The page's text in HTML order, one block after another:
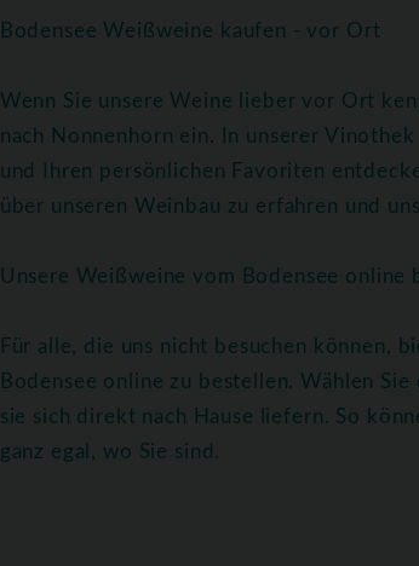
Bodensee Weißweine kaufen - vor Ort
Wenn Sie unsere Weine lieber vor Ort
nach Nonnenhorn ein. In unserer
und Ihren persönlichen Favoriten
über unseren Weinbau zu erfahren und
Unsere Weißweine vom Bodensee online
Für alle, die uns nicht besuchen können,
Bodensee online zu bestellen. Wählen
sie sich direkt nach Hause liefern. So
ganz egal, wo Sie sind.